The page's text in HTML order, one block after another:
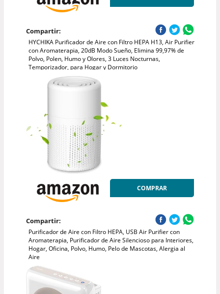
Compartir:
HYCHIKA Purificador de Aire con Filtro HEPA H13, Air Purifier
con Aromaterapia, 20dB Modo Sueño, Elimina 99,97% de
Polvo, Polen, Humo y Olores, 3 Luces Nocturnas,
Temporizador, para Hogar y Dormitorio
COMPRAR
Compartir:
Purificador de Aire con Filtro HEPA, USB Air Purifier con
Aromaterapia, Purificador de Aire Silencioso para Interiores,
Hogar, Oficina, Polvo, Humo, Pelo de Mascotas, Alergia al
Aire